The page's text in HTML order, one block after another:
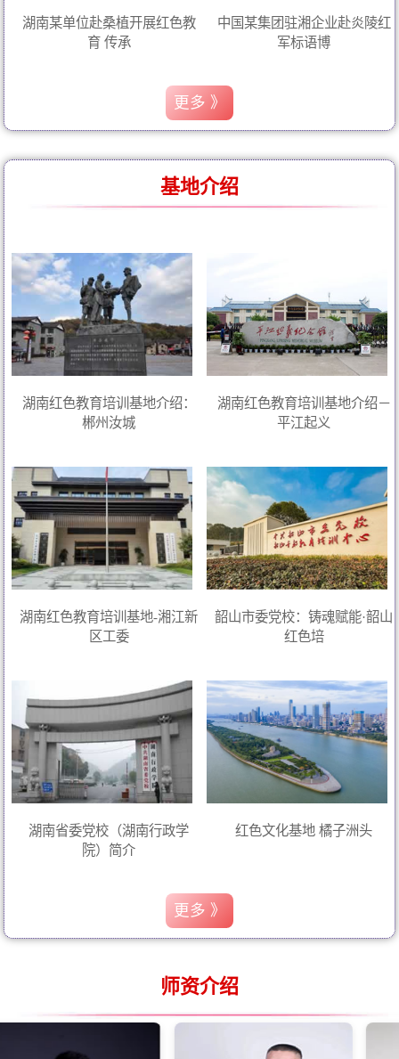
湖南某单位赴桑植开展红色教
育 传承
中国某集团驻湘企业赴炎陵红
军标语博
更多 》
基地介绍
湖南红色教育培训基地介绍：
郴州汝城
湖南红色教育培训基地介绍－
平江起义
湖南红色教育培训基地-湘江新
区工委
韶山市委党校：铸魂赋能·韶山
红色培
湖南省委党校（湖南行政学
院）简介
红色文化基地 橘子洲头
更多 》
师资介绍